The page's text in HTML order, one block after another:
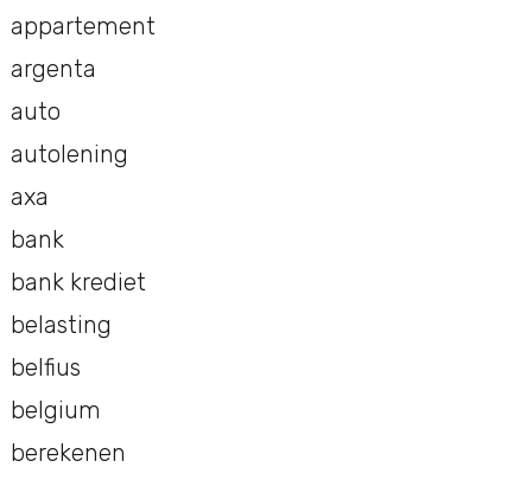
appartement
argenta
auto
autolening
axa
bank
bank krediet
belasting
belfius
belgium
berekenen